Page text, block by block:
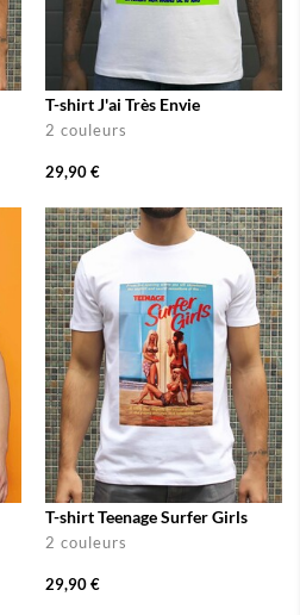
T-shirt J'ai Très Envie
2 couleurs
29,90 €
T-shirt Teenage Surfer Girls
2 couleurs
29,90 €